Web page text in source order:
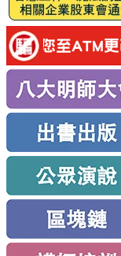
思
路